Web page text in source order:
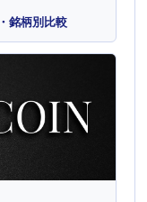
銘柄別比較